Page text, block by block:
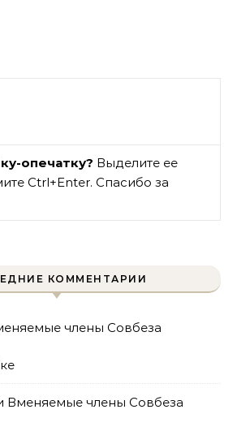
опечатку? Выделите ее
Ctrl+Enter. Спасибо за
КОММЕНТАРИИ
члены Совбеза
Вменяемые члены Совбеза